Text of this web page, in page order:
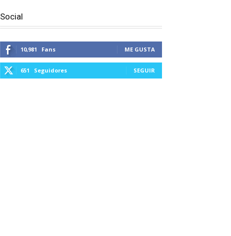
Social
10,981 Fans ME GUSTA
651 Seguidores SEGUIR